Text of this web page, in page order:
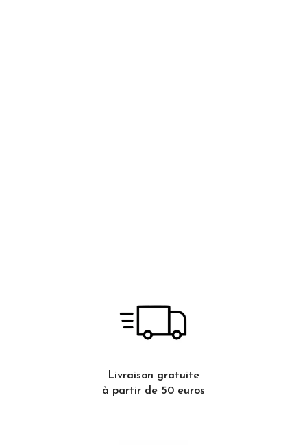
Livraison gratuite
à partir de 50 euros